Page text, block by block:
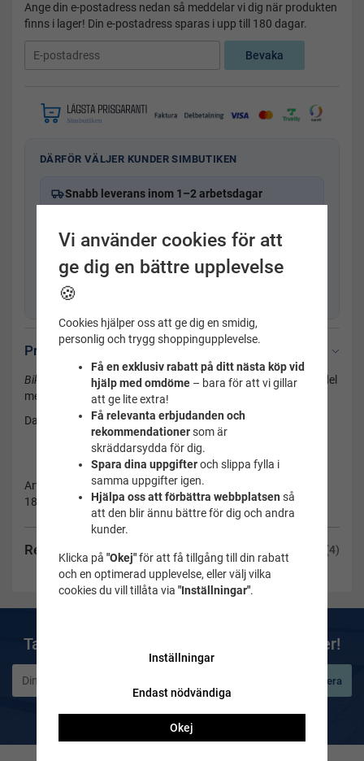
Ange din e-postadress nedan så meddelar vi dig när produkten
finns i lager! Din e-postadress sparas i upp till 180 dagar.
Bevaka
DÄRFÖR VÄLJER KUNDER SIMBUTIKEN
Snabb leverans inom 1–2 arbetsdagar
365 dagars öppet köp
Svensk kundservicemed produktkunskap
Fysisk butik i Uppsala sedan 2001
Produktbeskrivning
Recensioner (4)
Bikiniöverdel triangel till dam,mönstrad triangelforamd överdel
med knytbara band. Matchande bikinitrosor finns.
Damstorlekar
Artikelnummer:
180010-44/46
Ta del av våra bästa erbjudanden & nyheter!
Prenumerera
Vi använder cookies för att
ge dig en bättre upplevelse
🍪
Cookies hjälper oss att ge dig en smidig,
personlig och trygg shoppingupplevelse.
Få en exklusiv rabatt på ditt nästa köp vid
hjälp med omdöme– bara för att vi gillar
att ge lite extra!
Få relevanta erbjudanden och
rekommendationersom är
skräddarsydda för dig.
Spara dina uppgifteroch slippa fylla i
samma uppgifter igen.
Hjälpa oss att förbättra webbplatsen så
att den blir ännu bättre för dig och andra
kunder.
Klicka på "Okej"för att få tillgång till din rabatt
och en optimerad upplevelse, eller välj vilka
cookies du vill tillåta via "Inställningar".
Inställningar
Endast nödvändiga
Okej